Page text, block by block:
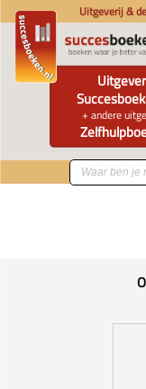
Uitgeverij &
+ andere